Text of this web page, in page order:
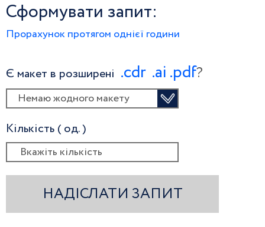
Сформувати запит:
Прорахунок протягом однієї години
Є макет в розширені .сdr .ai .pdf?
Немаю жодного макету
Кількість ( од. )
НАДІСЛАТИ ЗАПИТ